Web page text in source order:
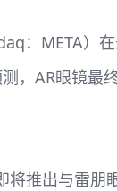
：META）
AR眼镜最
推出与雷